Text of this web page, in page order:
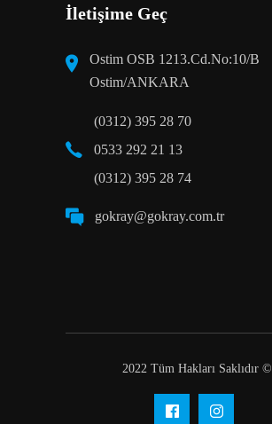
İletişime Geç
Ostim OSB 1213.Cd.No:10/B
Ostim/ANKARA
(0312) 395 28 70
0533 292 21 13
(0312) 395 28 74
gokray@gokray.com.tr
2022 Tüm Hakları Saklıdır ©